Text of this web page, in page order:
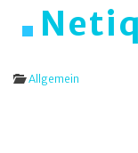
Allgemein